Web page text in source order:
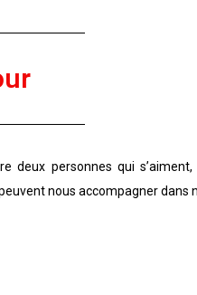
deux personnes qui
nous accompagner dans